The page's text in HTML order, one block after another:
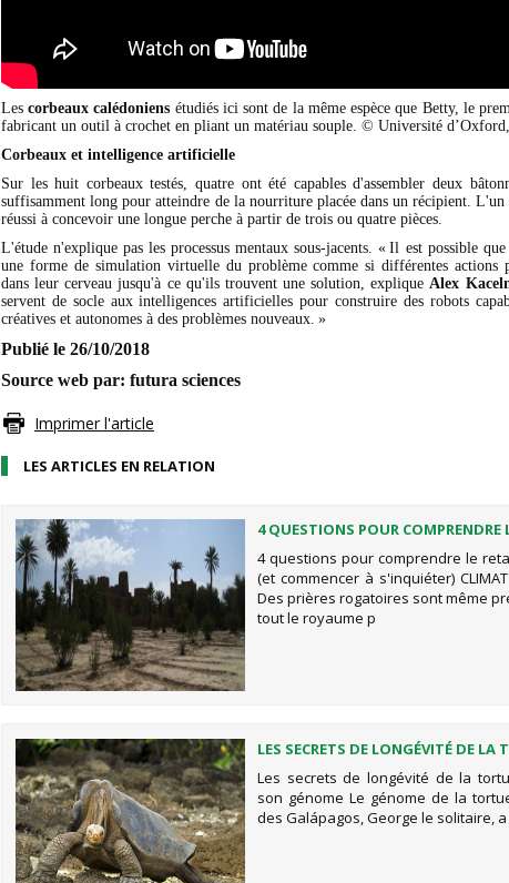
Lescorbeaux calédoniens étudiés ici sont de la même espèce que Betty, le
fabricant un outil à crochet en pliant un matériau souple. © Université
Corbeaux et intelligence artificielle
Sur les huit corbeaux testés, quatre ont été capables d'assembler deux
suffisamment long pour atteindre de la nourriture placée dans un récipient.
réussi à concevoir une longue perche à partir de trois ou quatre pièces.
L'étude n'explique pas les processus mentaux sous-jacents. « Il est possible
une forme de simulation virtuelle du problème comme si différentes actions
dans leur cerveau jusqu'à ce qu'ils trouvent une solution, explique Alex
servent de socle aux intelligences artificielles pour construire des robots
créatives et autonomes à des problèmes nouveaux. »
Publié le 26/10/2018
Source web par: futura sciences
Imprimer l'article
LES ARTICLES EN RELATION
4 QUESTIONS POUR COMPRENDRE
AU MAROC (ET COMMENCER À
4 questions pour comprendre le
(et commencer à s'inquiéter)
Des prières rogatoires sont même
tout le royaume p
LES SECRETS DE LONGÉVITÉ DE LA
DÉVOILÉS PAR SON GÉNOME
Les secrets de longévité de la
son génome Le génome de la
des Galápagos, George le solitaire,